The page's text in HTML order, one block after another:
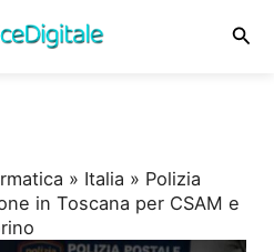
» Italia » Polizia
in Toscana per CSAM e